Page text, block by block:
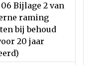
06 Bijlage 2 van
raming
bij behoud
20 jaar